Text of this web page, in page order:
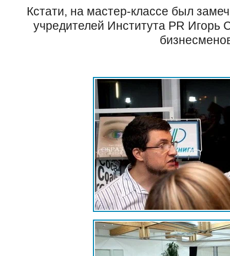
Кстати, на мастер-классе был
учредителей Института PR Игорь